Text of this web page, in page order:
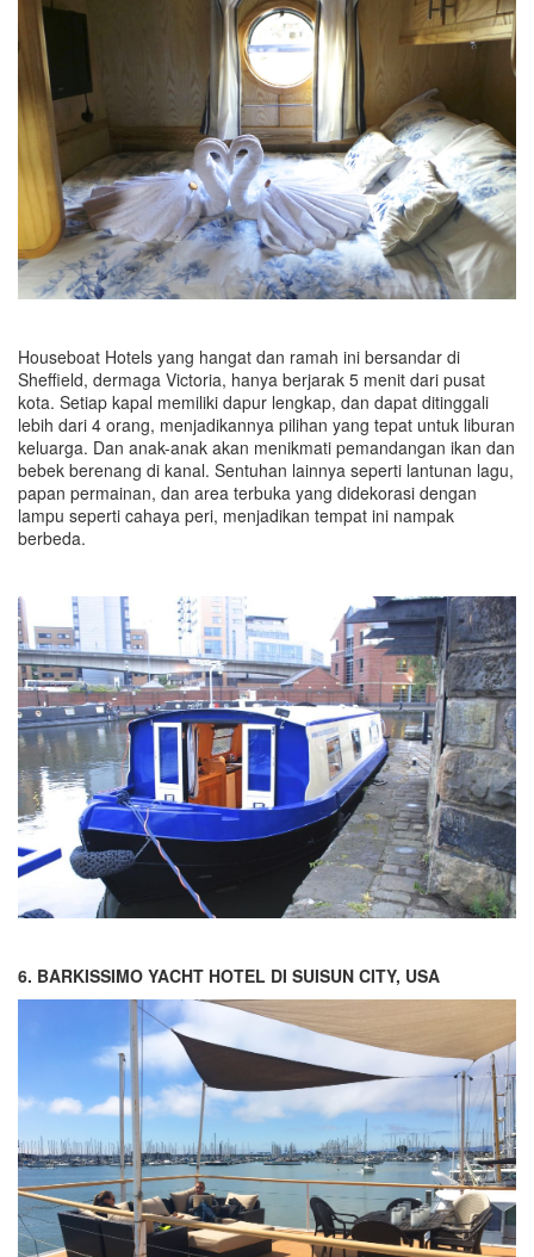
Houseboat Hotels yang hangat dan ramah ini bersandar di
Sheffield, dermaga Victoria, hanya berjarak 5 menit dari pusat
kota. Setiap kapal memiliki dapur lengkap, dan dapat ditinggali
lebih dari 4 orang, menjadikannya pilihan yang tepat untuk liburan
keluarga. Dan anak-anak akan menikmati pemandangan ikan dan
bebek berenang di kanal. Sentuhan lainnya seperti lantunan lagu,
papan permainan, dan area terbuka yang didekorasi dengan
lampu seperti cahaya peri, menjadikan tempat ini nampak
berbeda.
6. BARKISSIMO YACHT HOTEL DI SUISUN CITY, USA